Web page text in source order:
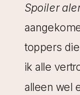
Spoiler
toppers
ik alle
alleen wel